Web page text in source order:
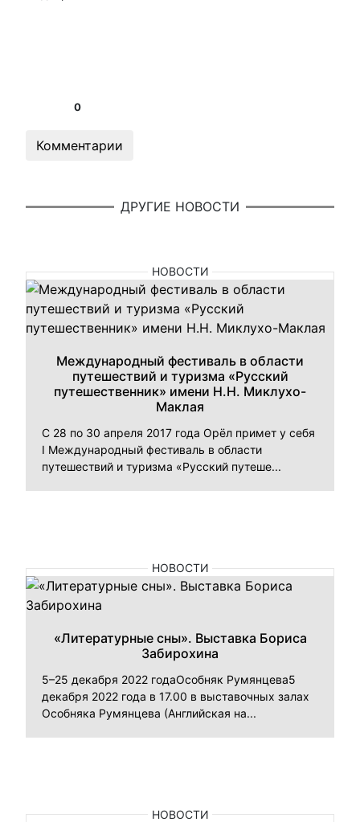
0
Комментарии
ДРУГИЕ НОВОСТИ
НОВОСТИ
Международный фестиваль в области
путешествий и туризма «Русский
путешественник» имени Н.Н. Миклухо-
Маклая
С 28 по 30 апреля 2017 года Орёл примет у себя
I Международный фестиваль в области
путешествий и туризма «Русский путеше...
НОВОСТИ
«Литературные сны». Выставка Бориса
Забирохина
5–25 декабря 2022 годаОсобняк Румянцева5
декабря 2022 года в 17.00 в выставочных залах
Особняка Румянцева (Английская на...
НОВОСТИ